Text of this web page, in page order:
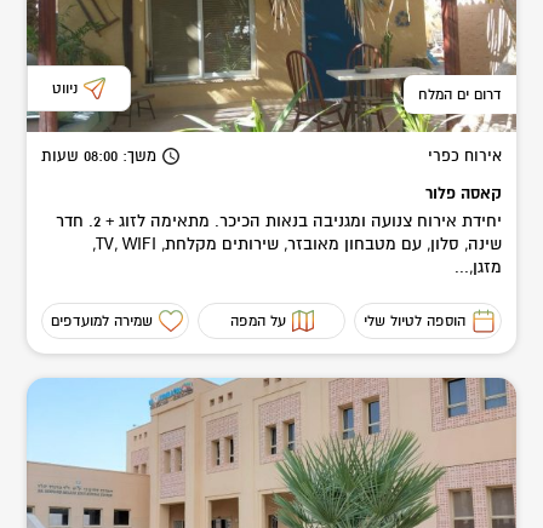
דרום ים המלח ניווט
אירוח כפרי משך: 08:00 שעות
קאסה פלור
יחידת אירוח צנועה ומגניבה בנאות הכיכר. מתאימה לזוג + 2. חדר
שינה, סלון, עם מטבחון מאובזר, שירותים מקלחת, TV, WIFI,
מזגן,...
הוספה לטיול שלי על המפה שמירה למועדפים